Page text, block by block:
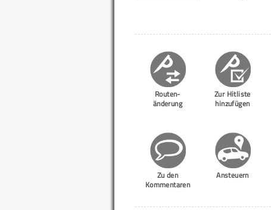
Routen-
änderung
Zur Hitliste
hinzufügen
Zu den
Kommentaren
Ansteuern